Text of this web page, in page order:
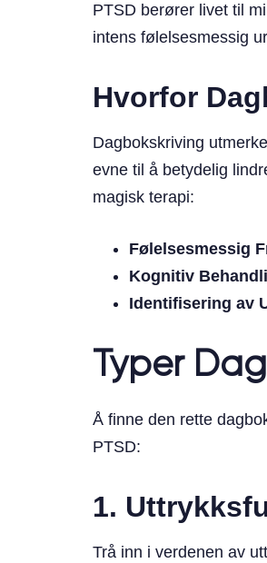
PTSD berører livet til
intens følelsesmessig
Hvorfor
Dagbokskriving
evne til å betydelig
magisk terapi:
Følelsesmessig
Kognitiv
Identifisering av
Typer
Å finne den rette
PTSD:
1.
Trå inn i verdenen av